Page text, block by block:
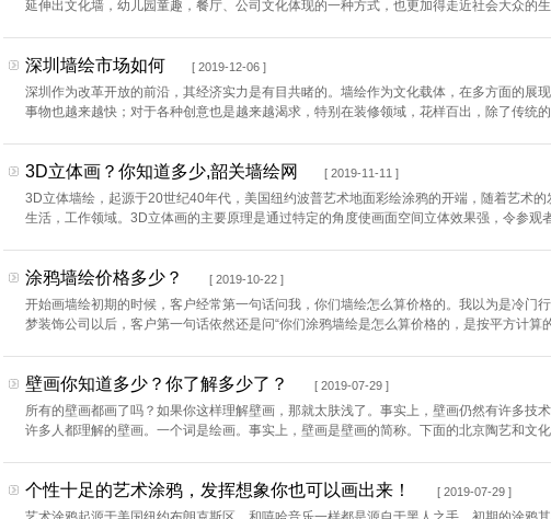
延伸出文化墙，幼儿园童趣，餐厅、公司文化体现的一种方式，也更加得走近社会大众的
深圳墙绘市场如何 [ 2019-12-06 ]
深圳作为改革开放的前沿，其经济实力是有目共睹的。墙绘作为文化载体，在多方面的展
事物也越来越快；对于各种创意也是越来越渴求，特别在装修领域，花样百出，除了传统
3D立体画？你知道多少,韶关墙绘网 [ 2019-11-11 ]
3D立体墙绘，起源于20世纪40年代，美国纽约波普艺术地面彩绘涂鸦的开端，随着艺术
生活，工作领域。3D立体画的主要原理是通过特定的角度使画面空间立体效果强，令参观
涂鸦墙绘价格多少？ [ 2019-10-22 ]
开始画墙绘初期的时候，客户经常第一句话问我，你们墙绘怎么算价格的。我以为是冷门
梦装饰公司以后，客户第一句话依然还是问“你们涂鸦墙绘是怎么算价格的，是按平方计算
壁画你知道多少？你了解多少了？ [ 2019-07-29 ]
所有的壁画都画了吗？如果你这样理解壁画，那就太肤浅了。事实上，壁画仍然有许多技
许多人都理解的壁画。一个词是绘画。事实上，壁画是壁画的简称。下面的北京陶艺和文
个性十足的艺术涂鸦，发挥想象你也可以画出来！ [ 2019-07-29 ]